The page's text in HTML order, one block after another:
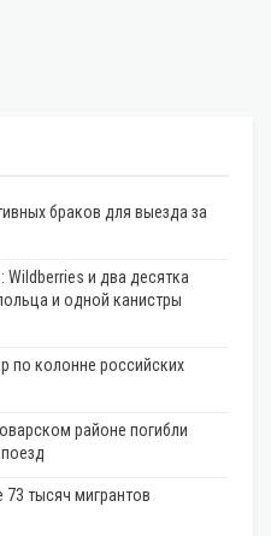
браков для выезда за
и два десятка
и одной канистры
по колонне российских
районе погибли
73 тысяч мигрантов